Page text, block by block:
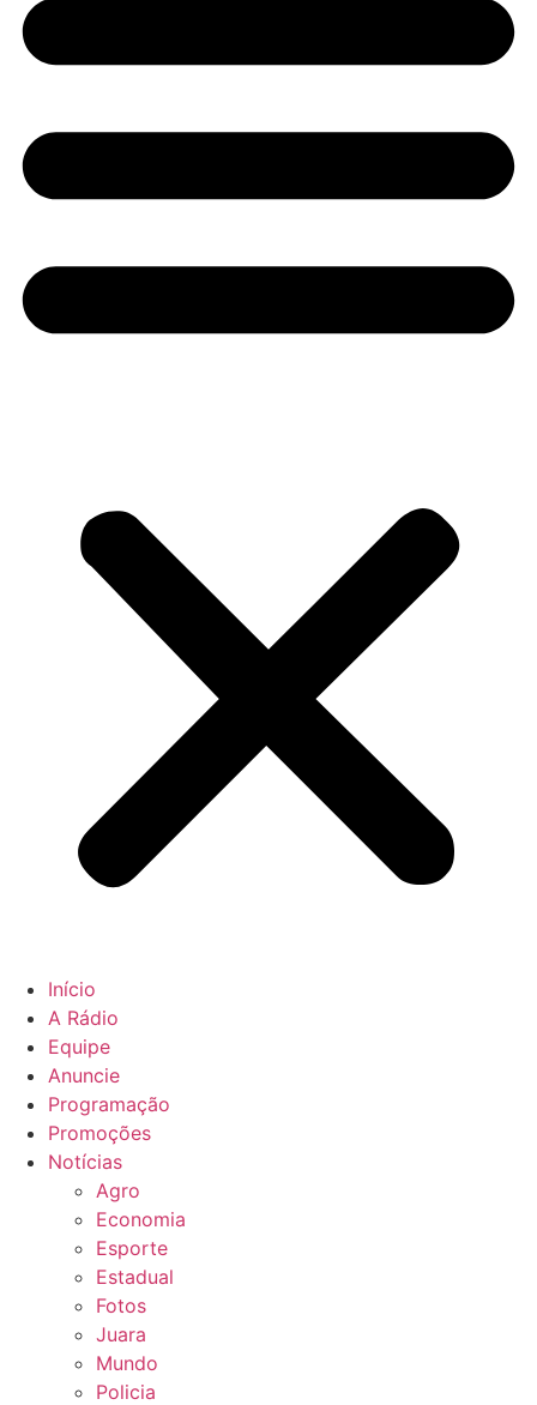
Início
A Rádio
Equipe
Anuncie
Programação
Promoções
Notícias
Agro
Economia
Esporte
Estadual
Fotos
Juara
Mundo
Policia